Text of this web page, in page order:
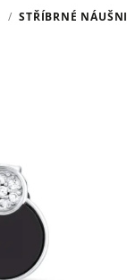
/ STŘÍBRNÉ